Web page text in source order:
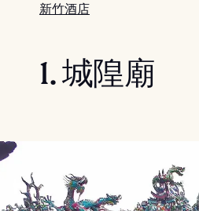
新竹酒店
1. 城隍廟